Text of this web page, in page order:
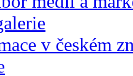
v českém